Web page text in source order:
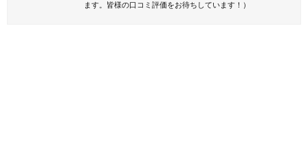
ます。皆様の口コミ評価をお待ちしています！）